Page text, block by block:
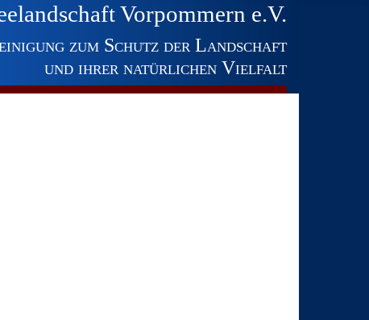
zum Schutz der Landschaft
und ihrer natürlichen Vielfalt
Vorpommern e.V.